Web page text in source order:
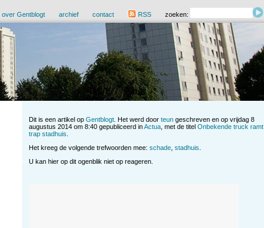
over Gentblogt archief contact RSS zoeken:
Dit is een artikel op Gentblogt . Het werd door teun geschreven en op vrijdag 8
augustus 2014 om 8:40 gepubliceerd inActua , met de titel Onbekende truck ramt
trap stadhuis
Het kreeg de volgende trefwoorden mee: schade stadhuis
U kan hier op dit ogenblik niet op reageren.